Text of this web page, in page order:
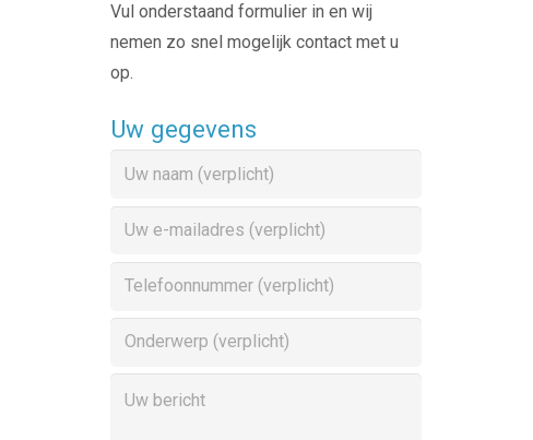
Vul onderstaand formulier in en wij
nemen zo snel mogelijk contact met u
op.
Uw gegevens